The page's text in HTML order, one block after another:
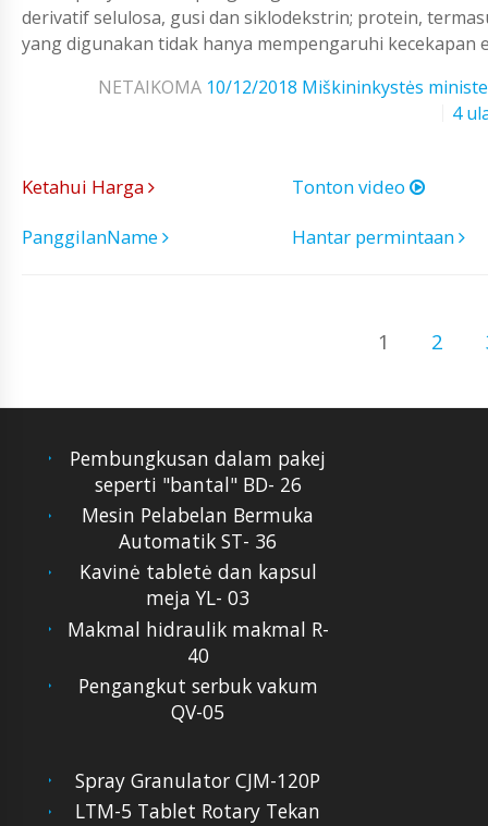
derivatif selulosa, gusi dan siklodekstrin; protein,
yang digunakan tidak hanya mempengaruhi
NETAIKOMA 10/12/2018 Miškininkystės
4
Ketahui Harga
Tonton video
PanggilanName
Hantar permintaan
1 2
Pembungkusan dalam pakej
seperti "bantal" BD- 26
Mesin Pelabelan Bermuka
Automatik ST- 36
Kavinė tabletė dan kapsul
meja YL- 03
Makmal hidraulik makmal R-
40
Pengangkut serbuk vakum
QV-05
Spray Granulator CJM-120P
LTM-5 Tablet Rotary Tekan